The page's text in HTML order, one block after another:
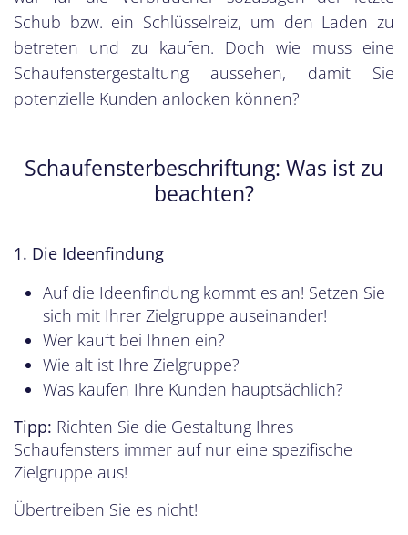
Schub bzw. ein Schlüsselreiz, um den Laden zu
betreten und zu kaufen. Doch wie muss eine
Schaufenstergestaltung aussehen, damit Sie
potenzielle Kunden anlocken können?
Schaufensterbeschriftung: Was ist zu
beachten?
1. Die Ideenfindung
Auf die Ideenfindung kommt es an! Setzen Sie
sich mit Ihrer Zielgruppe auseinander!
Wer kauft bei Ihnen ein?
Wie alt ist Ihre Zielgruppe?
Was kaufen Ihre Kunden hauptsächlich?
Tipp: Richten Sie die Gestaltung Ihres
Schaufensters immer auf nur eine spezifische
Zielgruppe aus!
Übertreiben Sie es nicht!